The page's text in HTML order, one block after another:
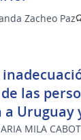
Zacheo Paz
las
a Uruguay
laboral.
MILA CABOT